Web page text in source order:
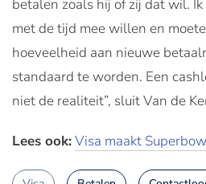
betalen zoals hij of zij dat wil.
met de tijd mee willen en
hoeveelheid aan nieuwe
standaard te worden. Een
niet de realiteit”, sluit Van de
Lees ook:Visa maakt